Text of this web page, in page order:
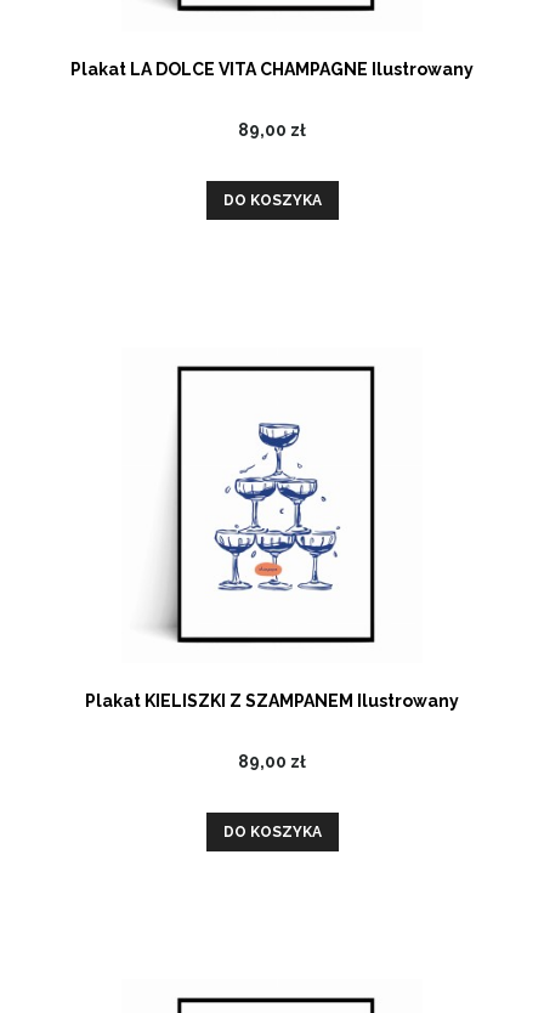
Plakat LA DOLCE VITA CHAMPAGNE Ilustrowany
89,00 zł
DO KOSZYKA
Plakat KIELISZKI Z SZAMPANEM Ilustrowany
89,00 zł
DO KOSZYKA